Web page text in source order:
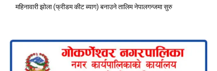
महिनावारी झोला (फ्रीडम कीट ब्याग) बनाउने तालिम नेपालगन्जमा सुरु